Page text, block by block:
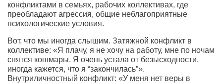
конфликтами в семьях, рабочих коллективах, где
преобладают агрессия, общие неблагоприятные
психологические условия.
Вот, что мы иногда слышим. Затяжной конфликт в
коллективе: «Я плачу, я не хочу на работу, мне по ночам
снятся кошмары. Я очень устала от безысходности,
иногда кажется, что я “закончилась”».
Внутриличностный конфликт: «У меня нет веры в